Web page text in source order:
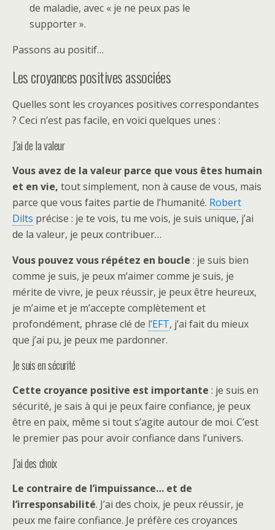
de maladie, avec « je ne peux pas le
supporter ».
Passons au positif…
Les croyances positives associées
Quelles sont les croyances positives correspondantes
? Ceci n’est pas facile, en voici quelques unes :
J’ai de la valeur
Vous avez de la valeur parce que vous êtes humain
et en vie, tout simplement, non à cause de vous, mais
parce que vous faites partie de l’humanité. Robert
Dilts précise : je te vois, tu me vois, je suis unique, j’ai
de la valeur, je peux contribuer…
Vous pouvez vous répétez en boucle : je suis bien
comme je suis, je peux m’aimer comme je suis, je
mérite de vivre, je peux réussir, je peux être heureux,
je m’aime et je m’accepte complètement et
profondément, phrase clé de l’EFT, j’ai fait du mieux
que j’ai pu, je peux me pardonner.
Je suis en sécurité
Cette croyance positive est importante : je suis en
sécurité, je sais à qui je peux faire confiance, je peux
être en paix, même si tout s’agite autour de moi. C’est
le premier pas pour avoir confiance dans l’univers.
J’ai des choix
Le contraire de l’impuissance… et de
l’irresponsabilité. J’ai des choix, je peux réussir, je
peux me faire confiance. Je préfère ces croyances